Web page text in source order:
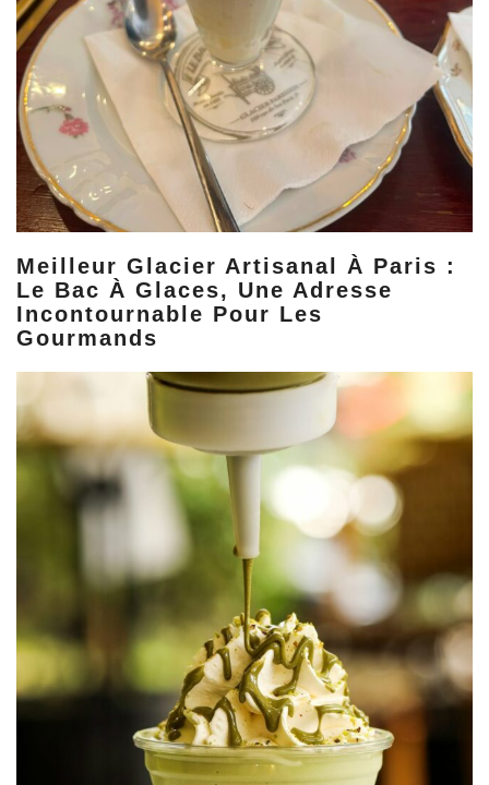
Meilleur Glacier Artisanal À Paris :
Le Bac À Glaces, Une Adresse
Incontournable Pour Les
Gourmands